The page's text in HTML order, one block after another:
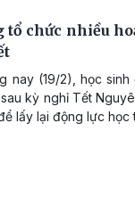
tổ chức nhiều
nay (19/2), học
kỳ nghỉ Tết
lấy lại động lực học